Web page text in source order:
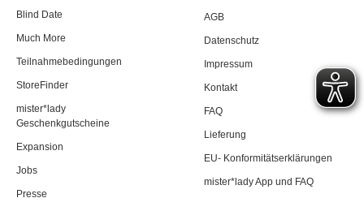
Blind Date
Much More
Teilnahmebedingungen
StoreFinder
mister*lady
Geschenkgutscheine
Expansion
Jobs
Presse
AGB
Datenschutz
Impressum
Kontakt
FAQ
Lieferung
EU- Konformitätserklärungen
mister*lady App und FAQ